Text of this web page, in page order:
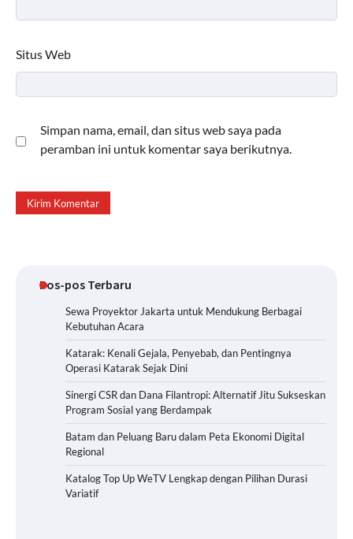
Situs Web
Simpan nama, email, dan situs web saya pada
peramban ini untuk komentar saya berikutnya.
Pos-pos Terbaru
Sewa Proyektor Jakarta untuk Mendukung Berbagai
Kebutuhan Acara
Katarak: Kenali Gejala, Penyebab, dan Pentingnya
Operasi Katarak Sejak Dini
Sinergi CSR dan Dana Filantropi: Alternatif Jitu Sukseskan
Program Sosial yang Berdampak
Batam dan Peluang Baru dalam Peta Ekonomi Digital
Regional
Katalog Top Up WeTV Lengkap dengan Pilihan Durasi
Variatif